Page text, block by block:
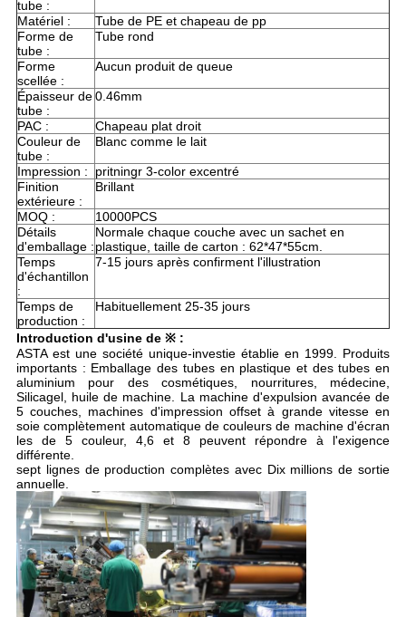
tube :
Matériel :
Tube de PE et chapeau de pp
Forme de
tube :
Tube rond
Forme
scellée :
Aucun produit de queue
Épaisseur de
tube :
0.46mm
PAC :
Chapeau plat droit
Couleur de
tube :
Blanc comme le lait
Impression :
pritningr 3-color excentré
Finition
extérieure :
Brillant
MOQ :
10000PCS
Détails
d'emballage :
Normale chaque couche avec un sachet en
plastique, taille de carton : 62*47*55cm.
Temps
d'échantillon
:
7-15 jours après confirment l'illustration
Temps de
production :
Habituellement 25-35 jours
Introduction d'usine de ※ :
ASTA est une société unique-investie établie en 1999. Produits
importants : Emballage des tubes en plastique et des tubes en
aluminium pour des cosmétiques, nourritures, médecine,
Silicagel, huile de machine. La machine d'expulsion avancée de
5 couches, machines d'impression offset à grande vitesse en
soie complètement automatique de couleurs de machine d'écran
les de 5 couleur, 4,6 et 8 peuvent répondre à l'exigence
différente.
sept lignes de production complètes avec Dix millions de sortie
annuelle.